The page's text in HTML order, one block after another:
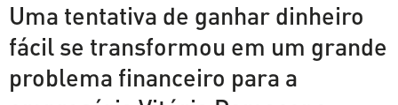
Uma tentativa de ganhar dinheiro
fácil se transformou em um grande
problema financeiro para a